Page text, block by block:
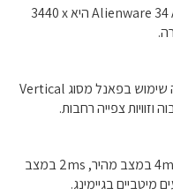
הרזולוציה המקסימלית של Alienware 34 AW3425DWM היא ‎3440 x
מסך Alienware 34 AW3425DWM עושה שימוש בפאנל מסוג Vertical
המסך מציע זמני תגובה משתנים – 4ms GTG במצב מהיר, 2ms במצב